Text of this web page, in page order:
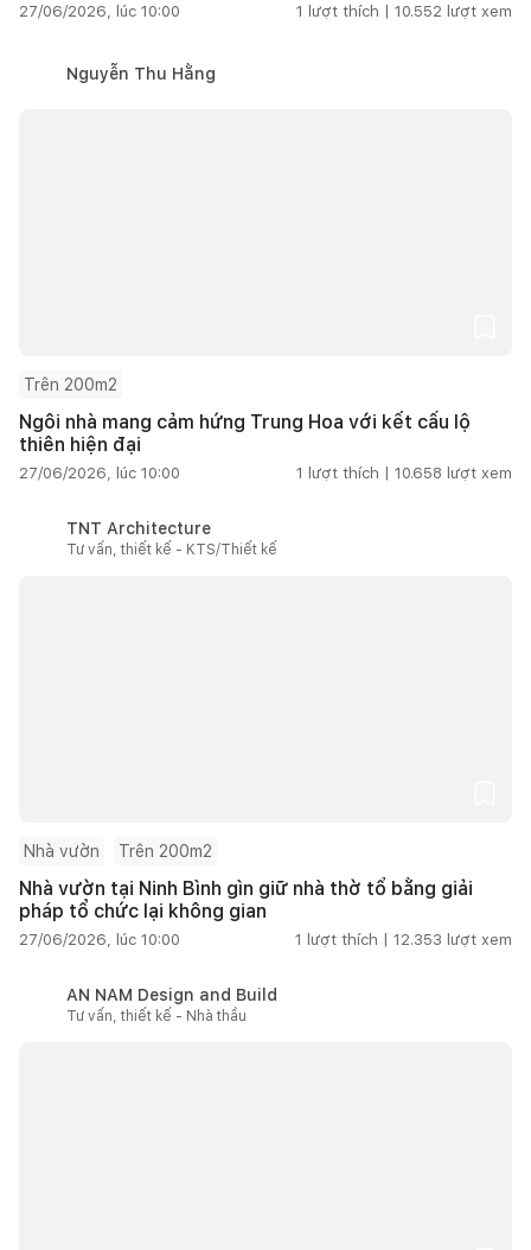
27/06/2026, lúc 10:00 1 lượt thích | 10.552 lượt xem
Nguyễn Thu Hằng
Trên 200m2
Ngôi nhà mang cảm hứng Trung Hoa với kết cấu lộ
thiên hiện đại
27/06/2026, lúc 10:00 1 lượt thích | 10.658 lượt xem
TNT Architecture
Tư vấn, thiết kế - KTS/Thiết kế
Nhà vườn Trên 200m2
Nhà vườn tại Ninh Bình gìn giữ nhà thờ tổ bằng giải
pháp tổ chức lại không gian
27/06/2026, lúc 10:00 1 lượt thích | 12.353 lượt xem
AN NAM Design and Build
Tư vấn, thiết kế - Nhà thầu